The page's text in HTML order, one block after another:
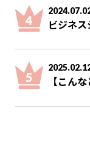
ビジネ
【こん